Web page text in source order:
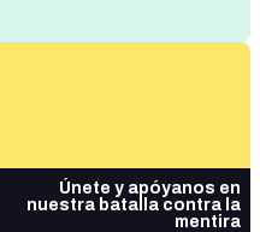
Únete y apóyanos en
nuestra batalla contra la
mentira